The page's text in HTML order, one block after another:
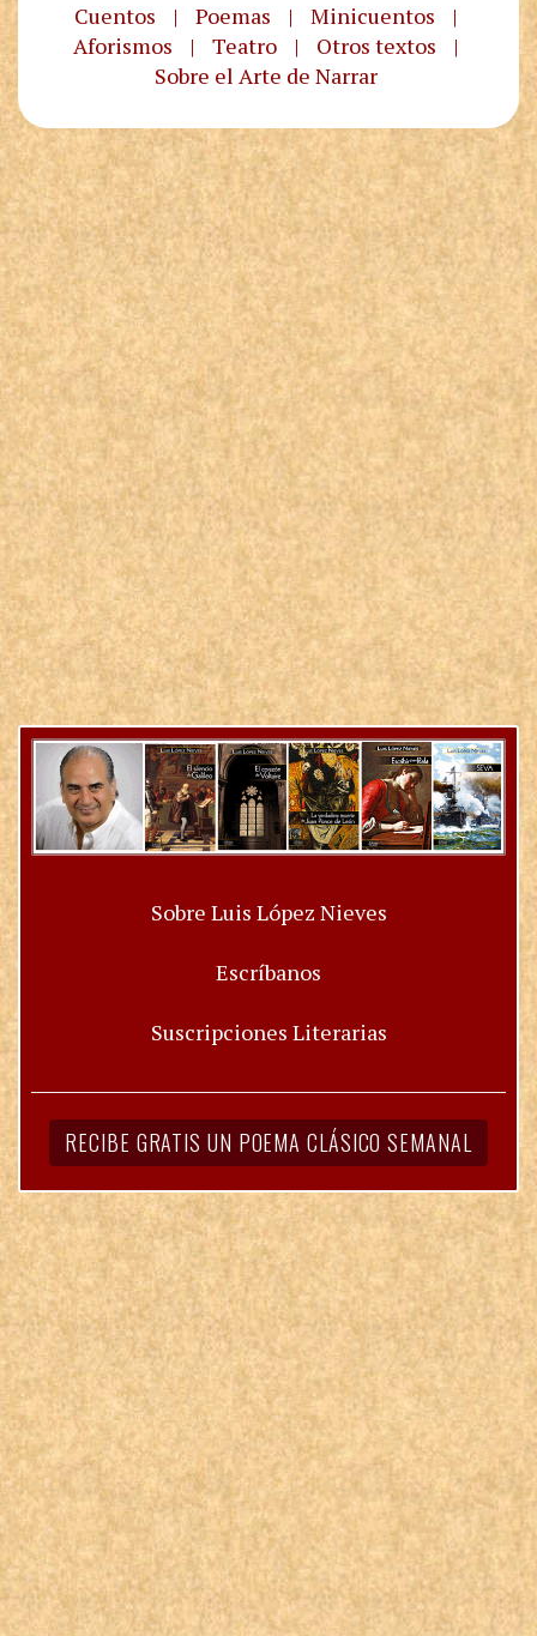
Cuentos | Poemas | Minicuentos
|
Aforismos
| Teatro | Otros textos
|
Sobre el Arte de Narrar
Sobre Luis López Nieves
Escríbanos
Suscripciones Literarias
RECIBE GRATIS UN POEMA CLÁSICO SEMANAL